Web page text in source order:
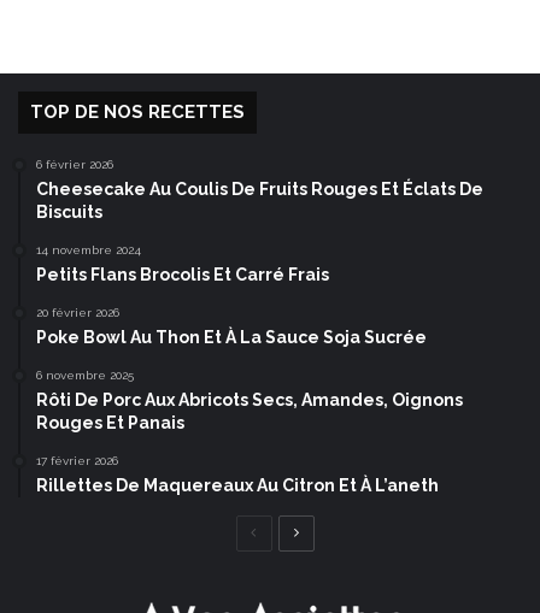
TOP DE NOS RECETTES
6 février 2026
Cheesecake Au Coulis De Fruits Rouges Et Éclats De
Biscuits
14 novembre 2024
Petits Flans Brocolis Et Carré Frais
20 février 2026
Poke Bowl Au Thon Et À La Sauce Soja Sucrée
6 novembre 2025
Rôti De Porc Aux Abricots Secs, Amandes, Oignons
Rouges Et Panais
17 février 2026
Rillettes De Maquereaux Au Citron Et À L’aneth
Page